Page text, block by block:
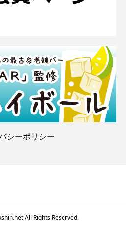
シーポリシー
All Rights Reserved.